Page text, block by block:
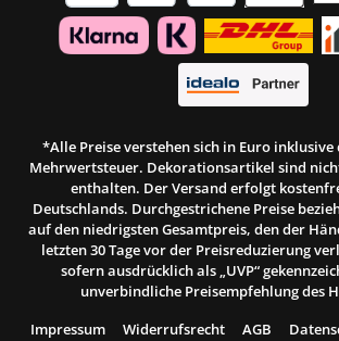
*Alle Preise verstehen sich in Euro inklusive
Mehrwertsteuer. Dekorationsartikel sind
enthalten. Der Versand erfolgt
Deutschlands. Durchgestrichene Preise
auf den niedrigsten Gesamtpreis, den der
letzten 30 Tage vor der Preisreduzierung
sofern ausdrücklich als „UVP“
unverbindliche Preisempfehlung des
Impressum
Widerrufsrecht AGB